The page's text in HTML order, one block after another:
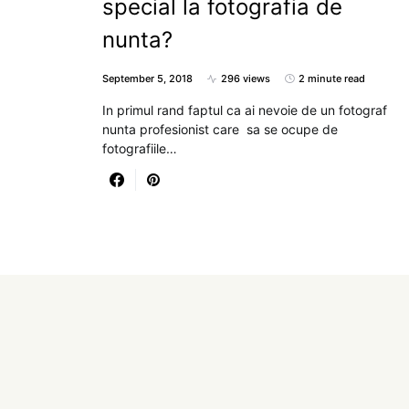
special la fotografia de
nunta?
September 5, 2018 296 views 2 minute read
In primul rand faptul ca ai nevoie de un fotograf
nunta profesionist care sa se ocupe de
fotografiile…